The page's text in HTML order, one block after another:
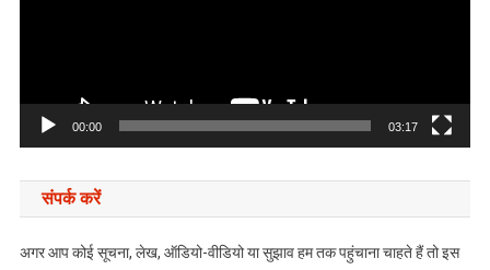
00:00 03:17
संपर्क करें
अगर आप कोई सूचना, लेख, ऑडियो-वीडियो या सुझाव हम तक पहुंचाना चाहते हैं तो इस